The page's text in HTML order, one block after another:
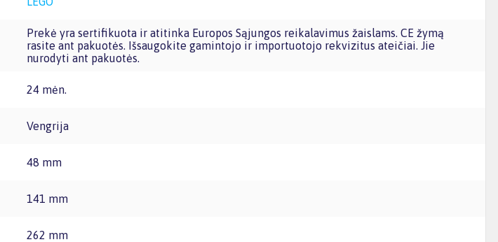
Prekė yra sertifikuota ir atitinka Europos Sąjungos reikalavimus žaislams. CE žymą
rasite ant pakuotės. Išsaugokite gamintojo ir importuotojo rekvizitus ateičiai. Jie
nurodyti ant pakuotės.
24 mėn.
Vengrija
48 mm
141 mm
262 mm